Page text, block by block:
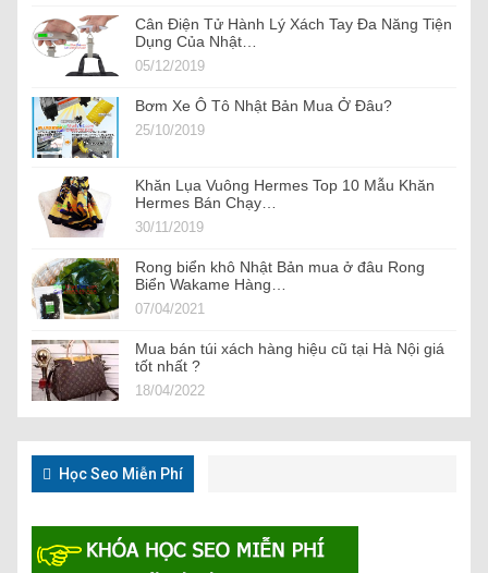
Cân Điện Tử Hành Lý Xách Tay Đa Năng Tiện
Dụng Của Nhật…
05/12/2019
Bơm Xe Ô Tô Nhật Bản Mua Ở Đâu?
25/10/2019
Khăn Lụa Vuông Hermes Top 10 Mẫu Khăn
Hermes Bán Chạy…
30/11/2019
Rong biển khô Nhật Bản mua ở đâu Rong
Biển Wakame Hàng…
07/04/2021
Mua bán túi xách hàng hiệu cũ tại Hà Nội giá
tốt nhất ?
18/04/2022
Học Seo Miễn Phí